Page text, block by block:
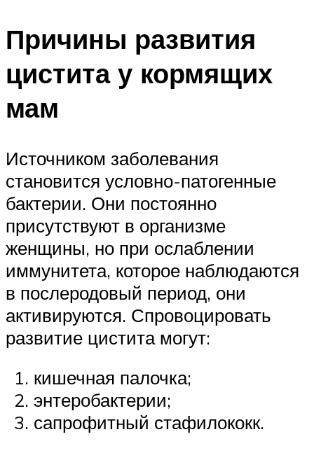
Причины развития
цистита у кормящих
мам
Источником заболевания
становится условно-патогенные
бактерии. Они постоянно
присутствуют в организме
женщины, но при ослаблении
иммунитета, которое наблюдаются
в послеродовый период, они
активируются. Спровоцировать
развитие цистита могут:
кишечная палочка;
энтеробактерии;
сапрофитный стафилококк.